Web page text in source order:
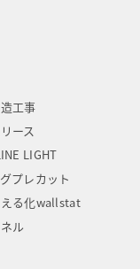
工事
ース
LIGHT
プレカット
る化wallstat
ル